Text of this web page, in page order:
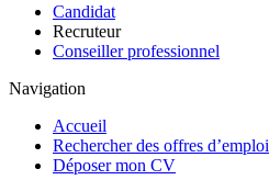
Candidat
Recruteur
Conseiller professionnel
Navigation
Accueil
Rechercher des offres d’emploi
Déposer mon CV